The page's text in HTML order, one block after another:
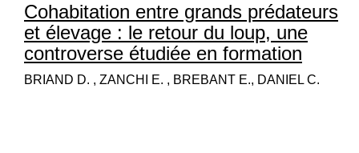
Cohabitation entre grands prédateurs
et élevage : le retour du loup, une
controverse étudiée en formation
BRIAND D. , ZANCHI E. , BREBANT E., DANIEL C.